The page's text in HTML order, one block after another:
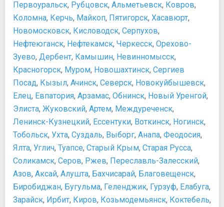
Мечеть Аль-Марджани
Мечеть Казан Нуры
Мечеть Кул Шариф
Мечеть Нурулла
Петропавловский собор
Подворье Раифского мужского монастыря
Храм всех религий
Активный отдых, аттракционы, развлечения
Парк аттракционов «Кырлай»
Прочее
Башня Сююмбике
Выставочный центр «Эрмитаж-Казань»
Торговый центр Кольцо
Центр семьи «Казан»
Первоуральск, Рубцовск, Альметьевск, Ковров,
Коломна, Керчь, Майкоп, Пятигорск, Хасавюрт,
Новомосковск, Кисловодск, Серпухов,
Нефтеюганск, Нефтекамск, Черкесск, Орехово-
Зуево, Дербент, Камышин, Невинномысск,
Красногорск, Муром, Новошахтинск, Сергиев
Посад, Кызыл, Ачинск, Северск, Новокуйбышевск,
Елец, Евпатория, Арзамас, Обнинск, Новый Уренгой,
Элиста, Жуковский, Артем, Междуреченск,
Ленинск-Кузнецкий, Ессентуки, Воткинск, Ногинск,
Тобольск, Ухта, Суздаль, Выборг, Анапа, Феодосия,
Ялта, Углич, Туапсе, Старый Крым, Старая Русса,
Соликамск, Серов, Ржев, Переславль-Залесский,
Азов, Аксай, Алушта, Бахчисарай, Благовещенск,
Биробиджан, Бугульма, Геленджик, Гурзуф, Елабуга,
Зарайск, Ирбит, Киров, Козьмодемьянск, Коктебель,